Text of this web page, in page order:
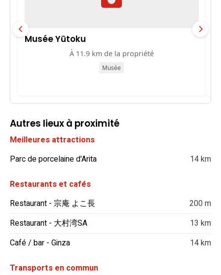
Musée Yūtoku
À 11.9 km de la propriété
Musée
Autres lieux à proximité
Meilleures attractions
Parc de porcelaine d'Arita
14 km
Restaurants et cafés
Restaurant - 宗庵 よこ長
200 m
Restaurant - 大村湾SA
13 km
Café / bar - Ginza
14 km
Transports en commun